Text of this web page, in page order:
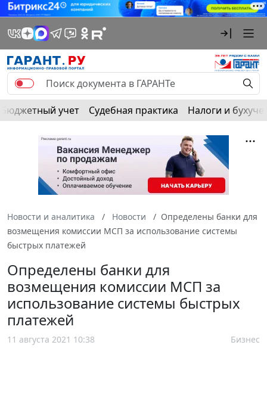
Бюджетный учет Судебная практика Налоги и
Новости и аналитика Новости
Определены банки для
возмещения комиссии МСП за использование системы
быстрых платежей
Определены банки для
возмещения комиссии МСП за
использование системы быстрых
платежей
11 августа 2021 10:38 Бизнес